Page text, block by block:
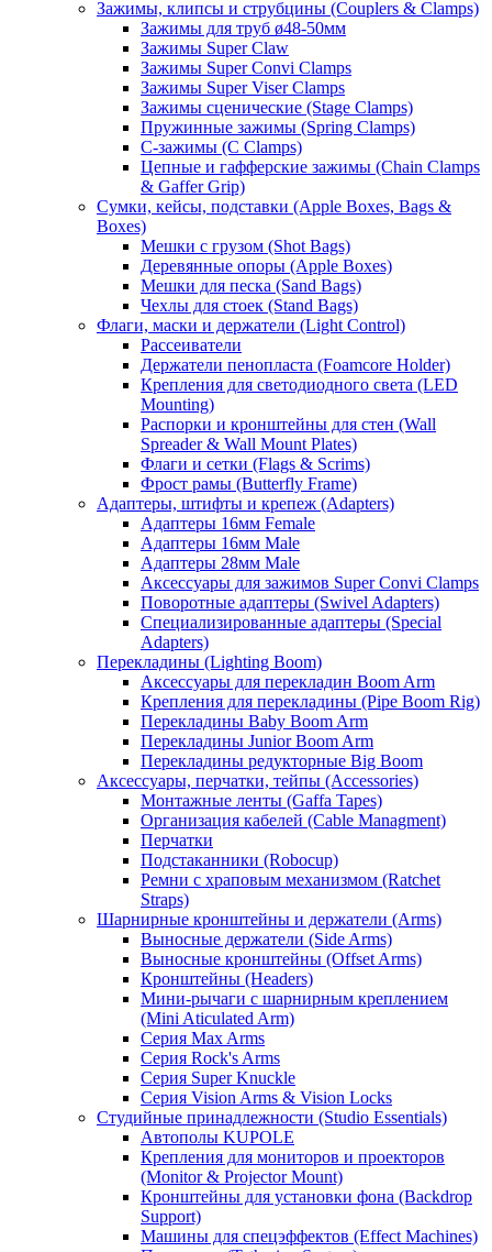
Зажимы, клипсы и струбцины (Couplers & Clamps)
Зажимы для труб ø48-50мм
Зажимы Super Claw
Зажимы Super Convi Clamps
Зажимы Super Viser Clamps
Зажимы сценические (Stage Clamps)
Пружинные зажимы (Spring Clamps)
С-зажимы (C Clamps)
Цепные и гафферские зажимы (Chain Clamps
& Gaffer Grip)
Сумки, кейсы, подставки (Apple Boxes, Bags &
Boxes)
Мешки с грузом (Shot Bags)
Деревянные опоры (Apple Boxes)
Мешки для песка (Sand Bags)
Чехлы для стоек (Stand Bags)
Флаги, маски и держатели (Light Control)
Рассеиватели
Держатели пенопласта (Foamcore Holder)
Крепления для светодиодного света (LED
Mounting)
Распорки и кронштейны для стен (Wall
Spreader & Wall Mount Plates)
Флаги и сетки (Flags & Scrims)
Фрост рамы (Butterfly Frame)
Адаптеры, штифты и крепеж (Adapters)
Адаптеры 16мм Female
Адаптеры 16мм Male
Адаптеры 28мм Male
Аксессуары для зажимов Super Convi Clamps
Поворотные адаптеры (Swivel Adapters)
Специализированные адаптеры (Special
Adapters)
Перекладины (Lighting Boom)
Аксессуары для перекладин Boom Arm
Крепления для перекладины (Pipe Boom Rig)
Перекладины Baby Boom Arm
Перекладины Junior Boom Arm
Перекладины редукторные Big Boom
Аксессуары, перчатки, тейпы (Accessories)
Монтажные ленты (Gaffa Tapes)
Организация кабелей (Cable Managment)
Перчатки
Подстаканники (Robocup)
Ремни с храповым механизмом (Ratchet
Straps)
Шарнирные кронштейны и держатели (Arms)
Выносные держатели (Side Arms)
Выносные кронштейны (Offset Arms)
Кронштейны (Headers)
Мини-рычаги с шарнирным креплением
(Mini Aticulated Arm)
Серия Max Arms
Серия Rock's Arms
Серия Super Knuckle
Серия Vision Arms & Vision Locks
Студийные принадлежности (Studio Essentials)
Автополы KUPOLE
Крепления для мониторов и проекторов
(Monitor & Projector Mount)
Кронштейны для установки фона (Backdrop
Support)
Машины для спецэффектов (Effect Machines)